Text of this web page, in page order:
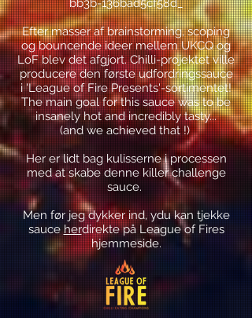
bb3b-136bad5cf58d_
Efter masser af brainstorming, scoping
og bouncende ideer mellem UKCQ og
LoF blev det afgjort. Chilli-projektet ville
producere den første udfordringssauce
i 'League of Fire Presents'-sortimentet!
The main goal for this sauce was to be
insanely hot and incredibly tasty...
(and we achieved that !)
Her er lidt bag kulisserne i processen
med at skabe denne killer challenge
sauce.
Men før jeg dykker ind, ydu kan tjekke
sauceherdirekte på League of Fires
hjemmeside.